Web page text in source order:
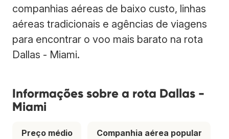
companhias aéreas de baixo custo, linhas
aéreas tradicionais e agências de viagens
para encontrar o voo mais barato na rota
Dallas - Miami.
Informações sobre a rota Dallas -
Miami
Preço médio
Companhia aérea popular